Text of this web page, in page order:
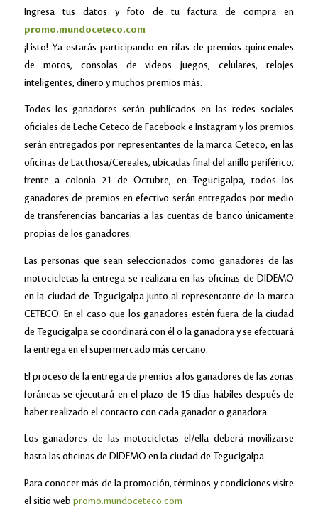
Ingresa tus datos y foto de tu factura de compra en
promo.mundoceteco.com
¡Listo! Ya estarás participando en rifas de premios quincenales
de motos, consolas de videos juegos, celulares, relojes
inteligentes, dinero y muchos premios más.
Todos los ganadores serán publicados en las redes sociales
oficiales de Leche Ceteco de Facebook e Instagram y los premios
serán entregados por representantes de la marca Ceteco, en las
oficinas de Lacthosa/Cereales, ubicadas final del anillo periférico,
frente a colonia 21 de Octubre, en Tegucigalpa, todos los
ganadores de premios en efectivo serán entregados por medio
de transferencias bancarias a las cuentas de banco únicamente
propias de los ganadores.
Las personas que sean seleccionados como ganadores de las
motocicletas la entrega se realizara en las oficinas de DIDEMO
en la ciudad de Tegucigalpa junto al representante de la marca
CETECO. En el caso que los ganadores estén fuera de la ciudad
de Tegucigalpa se coordinará con él o la ganadora y se efectuará
la entrega en el supermercado más cercano.
El proceso de la entrega de premios a los ganadores de las zonas
foráneas se ejecutará en el plazo de 15 días hábiles después de
haber realizado el contacto con cada ganador o ganadora.
Los ganadores de las motocicletas el/ella deberá movilizarse
hasta las oficinas de DIDEMO en la ciudad de Tegucigalpa.
Para conocer más de la promoción, términos y condiciones visite
el sitio web promo.mundoceteco.com